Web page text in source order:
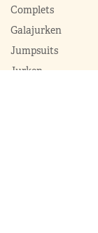
Complets
Galajurken
Jumpsuits
Jurken